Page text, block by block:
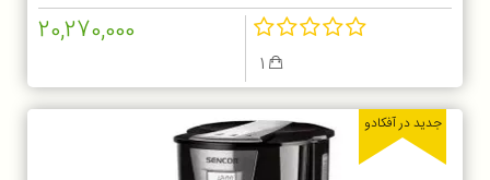
1
20,270,000
جدید در آفکادو